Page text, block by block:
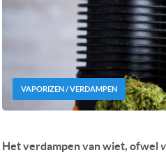
VAPORIZEN / VERDAMPEN
Het verdampen van wiet, ofwel